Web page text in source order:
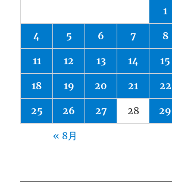
1
4 5 6 7 8
11 12 13 14 15
18 19 20 21 22
25 26 27 28 29
« 8月